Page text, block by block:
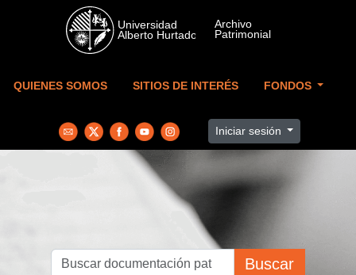
Skip to main content
QUIENES SOMOS SITIOS DE INTERÉS FONDOS
Iniciar sesión
Buscar